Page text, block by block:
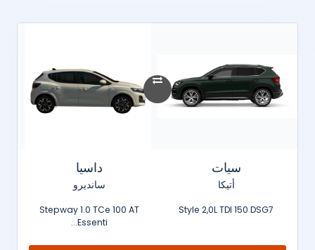
سيات
أتيكا
Style 2,0L TDI 150 DSG7
داسيا
سانديرو
Stepway 1.0 TCe 100 AT
Essenti...